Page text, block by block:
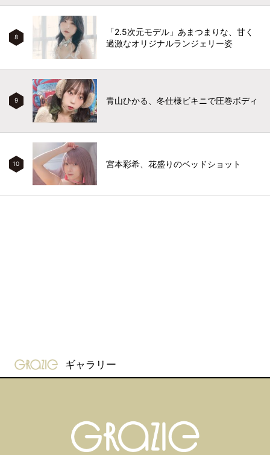
8
「2.5次元モデル」あまつまりな、甘く
過激なオリジナルランジェリー姿
9 青山ひかる、冬仕様ビキニで圧巻ボディ
10 宮本彩希、花盛りのベッドショット
gravure-grazie
ギャラリー